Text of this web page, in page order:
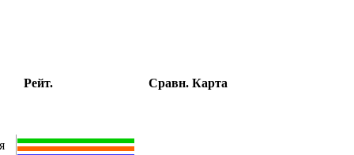
Рейт. Сравн. Карта